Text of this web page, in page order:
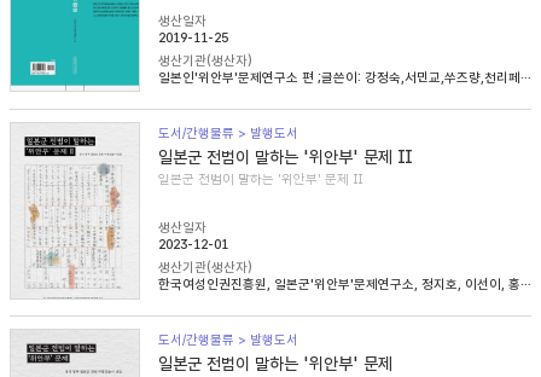
생산일자
2019-11-25
생산기관(생산자)
일본인'위안부'문제연구소 편 ;글쓴이: 강정숙,서민교,쑤즈량,천리페이,윤명숙,최종길,한혜인
도서/간행물류 > 발행도서
일본군 전범이 말하는 '위안부' 문제 Ⅱ
일본군 전범이 말하는 '위안부' 문제 Ⅱ
생산일자
2023-12-01
생산기관(생산자)
한국여성인권진흥원, 일본군'위안부'문제연구소, 정지호, 이선이, 홍영미, 김승래
도서/간행물류 > 발행도서
일본군 전범이 말하는 '위안부' 문제